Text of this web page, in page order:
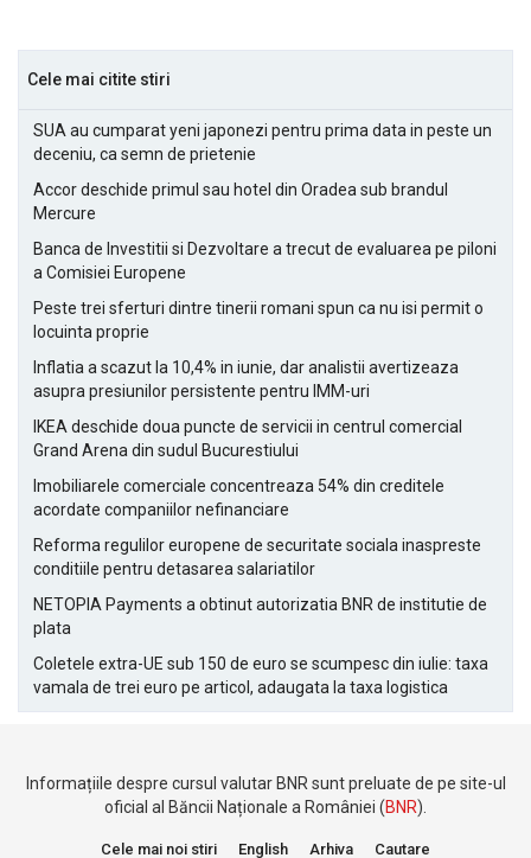
Cele mai citite stiri
SUA au cumparat yeni japonezi pentru prima data in peste un
deceniu, ca semn de prietenie
Accor deschide primul sau hotel din Oradea sub brandul
Mercure
Banca de Investitii si Dezvoltare a trecut de evaluarea pe piloni
a Comisiei Europene
Peste trei sferturi dintre tinerii romani spun ca nu isi permit o
locuinta proprie
Inflatia a scazut la 10,4% in iunie, dar analistii avertizeaza
asupra presiunilor persistente pentru IMM-uri
IKEA deschide doua puncte de servicii in centrul comercial
Grand Arena din sudul Bucurestiului
Imobiliarele comerciale concentreaza 54% din creditele
acordate companiilor nefinanciare
Reforma regulilor europene de securitate sociala inaspreste
conditiile pentru detasarea salariatilor
NETOPIA Payments a obtinut autorizatia BNR de institutie de
plata
Coletele extra-UE sub 150 de euro se scumpesc din iulie: taxa
vamala de trei euro pe articol, adaugata la taxa logistica
Informațiile despre cursul valutar BNR sunt preluate de pe site-ul
oficial al Băncii Naționale a României (BNR).
Cele mai noi stiri English Arhiva Cautare